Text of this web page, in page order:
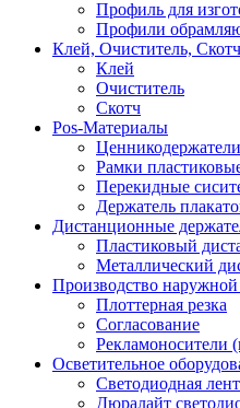
Профиль для
Профили
Клей, Очиститель, Скотч
Клей
Очиститель
Скотч
Pos-Материалы
Ценникодержатели
Рамки
Перекидные
Держатель
Дистанционные
Пластиковый
Металлический
Производство
Плоттерная резка
Согласование
Рекламоносители
Осветительное
Светодиодная
Дюралайт